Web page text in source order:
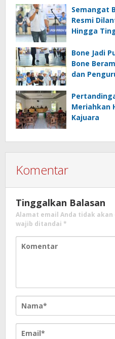
Semangat
Resmi
Hingga
Bone Jadi
Bone
dan
Meriahkan
Kajuara
Komentar
Tinggalkan Balasan
Alamat email Anda tidak
wajib ditandai *